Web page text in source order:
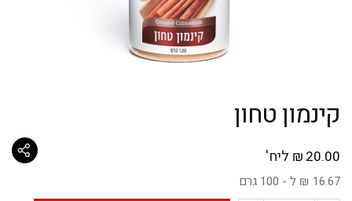
קינמון טחון
₪ 20.00 ליח'
16.67 ₪ ל - 100 גרם